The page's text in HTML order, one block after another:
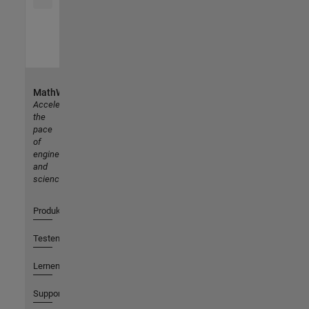
MathWorks
Accelerating
the
pace
of
engineering
and
science
Produkte
Testen oder Kaufen
Lernen
Support